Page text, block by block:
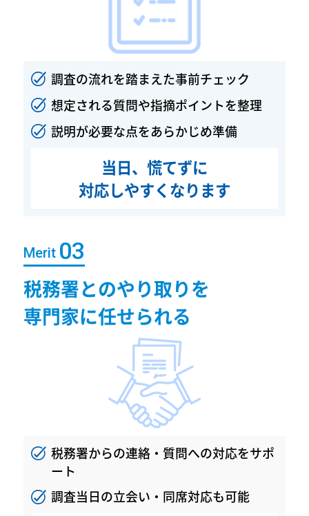
調査の流れを踏まえた事前チェック
想定される質問や指摘ポイントを整理
説明が必要な点をあらかじめ準備
当日、慌てずに
対応しやすくなります
Merit
税務署とのやり取りを
専門家に任せられる
税務署からの連絡・質問への対応をサポ
ート
調査当日の立会い・同席対応も可能